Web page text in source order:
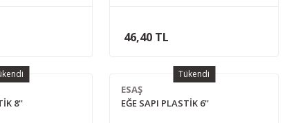
46,40 TL
8''
Tükendi
ESAŞ
EĞE SAPI PLASTİK 6''